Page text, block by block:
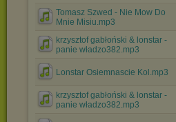
Tomasz Szwed - Nie Mow Do
Mnie Misiu.mp3
krzysztof gabłoński & lonstar -
panie władzo382.mp3
Lonstar Osiemnascie Kol.mp3
krzysztof gabłoński & lonstar -
panie władzo382.mp3